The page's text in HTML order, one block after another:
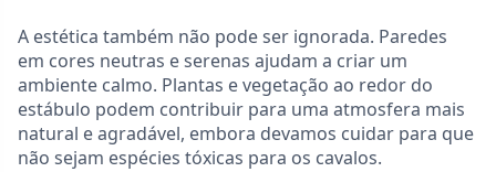
A estética também não pode ser ignorada. Paredes
em cores neutras e serenas ajudam a criar um
ambiente calmo. Plantas e vegetação ao redor do
estábulo podem contribuir para uma atmosfera mais
natural e agradável, embora devamos cuidar para que
não sejam espécies tóxicas para os cavalos.